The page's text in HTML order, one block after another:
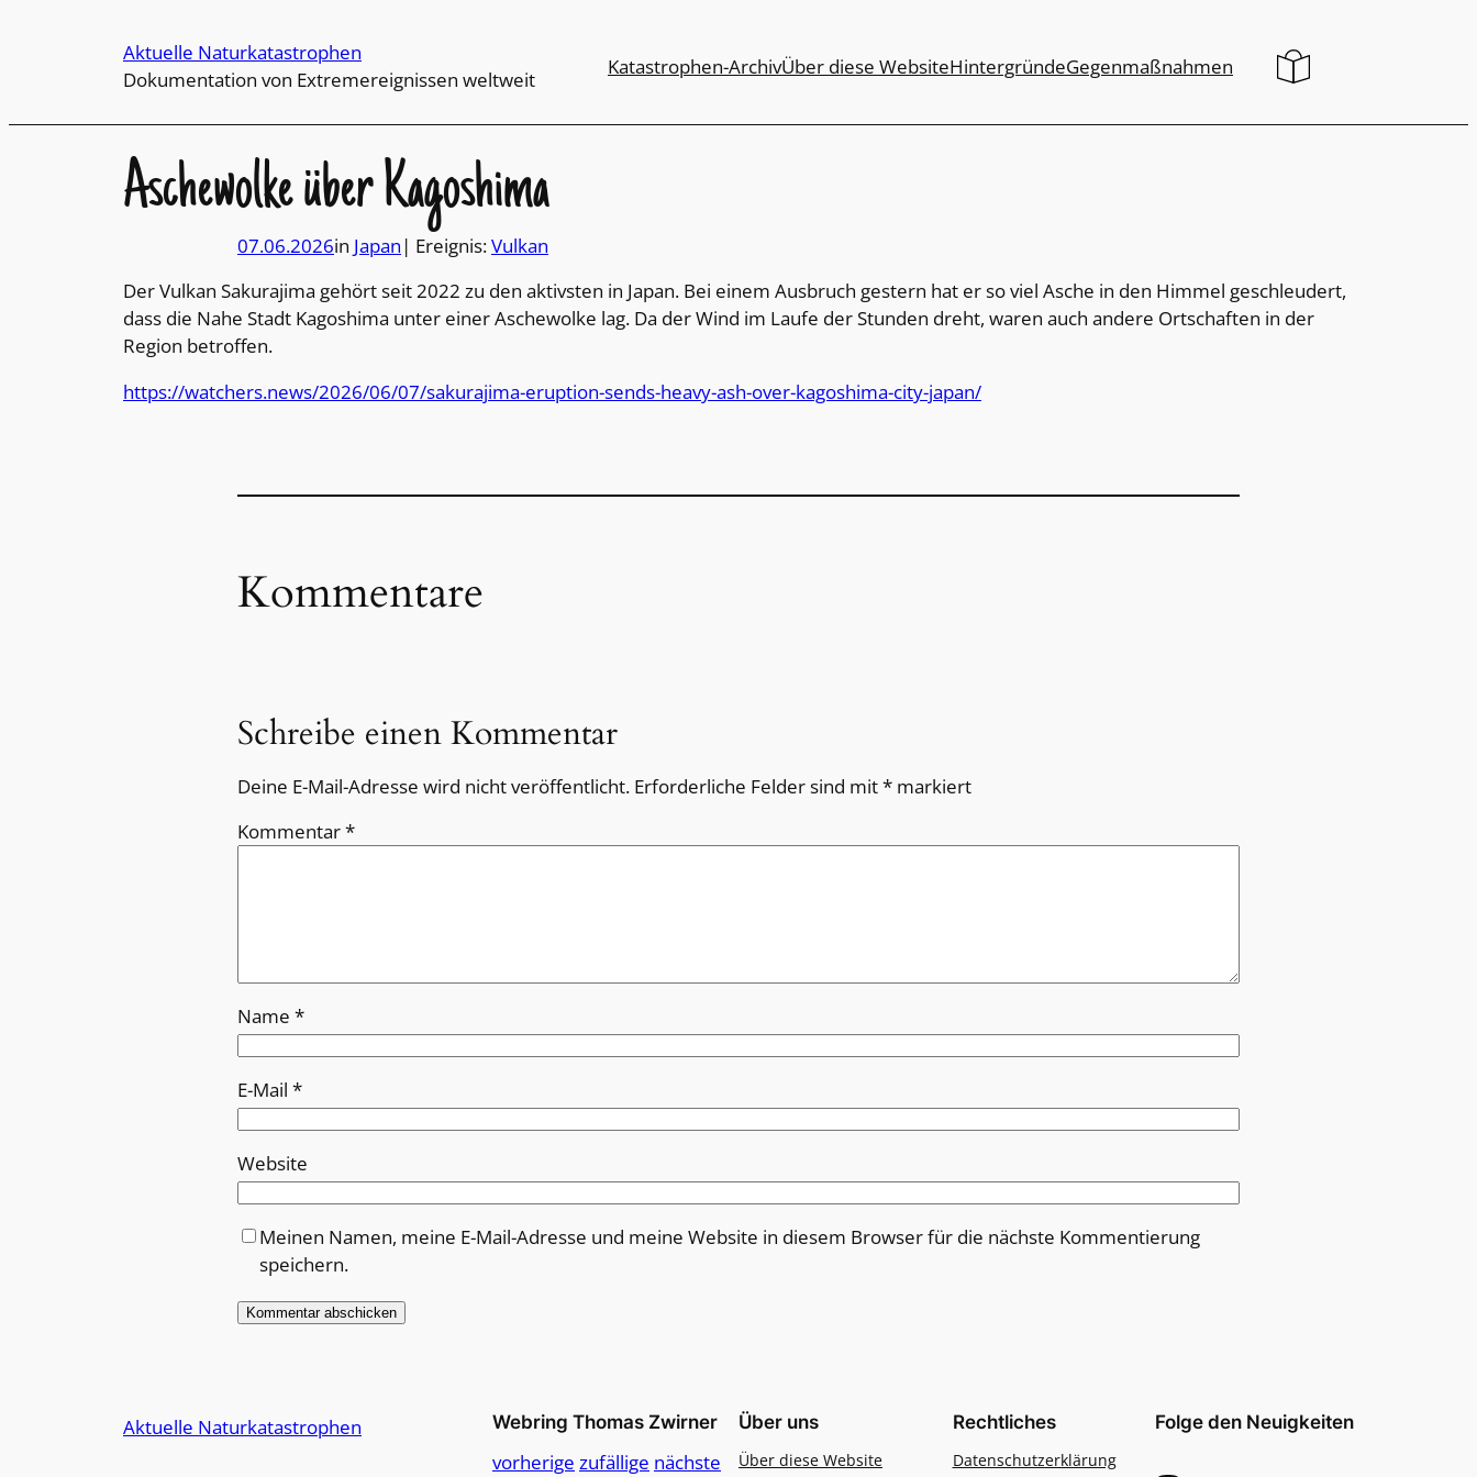
Aktuelle Naturkatastrophen
Dokumentation von Extremereignissen weltweit
Katastrophen-ArchivÜber diese WebsiteHintergründeGegenmaßnahmen
Aschewolke über Kagoshima
07.06.2026in Japan | Ereignis:Vulkan
Der Vulkan Sakurajima gehört seit 2022 zu den aktivsten in Japan. Bei einem Ausbruch gestern hat er so viel Asche in den Himmel geschleudert,
dass die Nahe Stadt Kagoshima unter einer Aschewolke lag. Da der Wind im Laufe der Stunden dreht, waren auch andere Ortschaften in der
Region betroffen.
https://watchers.news/2026/06/07/sakurajima-eruption-sends-heavy-ash-over-kagoshima-city-japan/
Kommentare
Schreibe einen Kommentar
Deine E-Mail-Adresse wird nicht veröffentlicht. Erforderliche Felder sind mit* markiert
Kommentar*
Name *
E-Mail *
Website
Meinen Namen, meine E-Mail-Adresse und meine Website in diesem Browser für die nächste Kommentierung
speichern.
Aktuelle Naturkatastrophen Webring Thomas Zwirner
vorherige zufällige nächste
Über uns
Über diese Website
Rechtliches
Datenschutzerklärung
Folge den Neuigkeiten